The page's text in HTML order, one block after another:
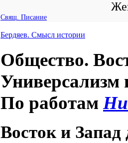
Свящ. Писание
Бердяев. Смысл истории
Общество.
Универсализм
По работам
Восток и